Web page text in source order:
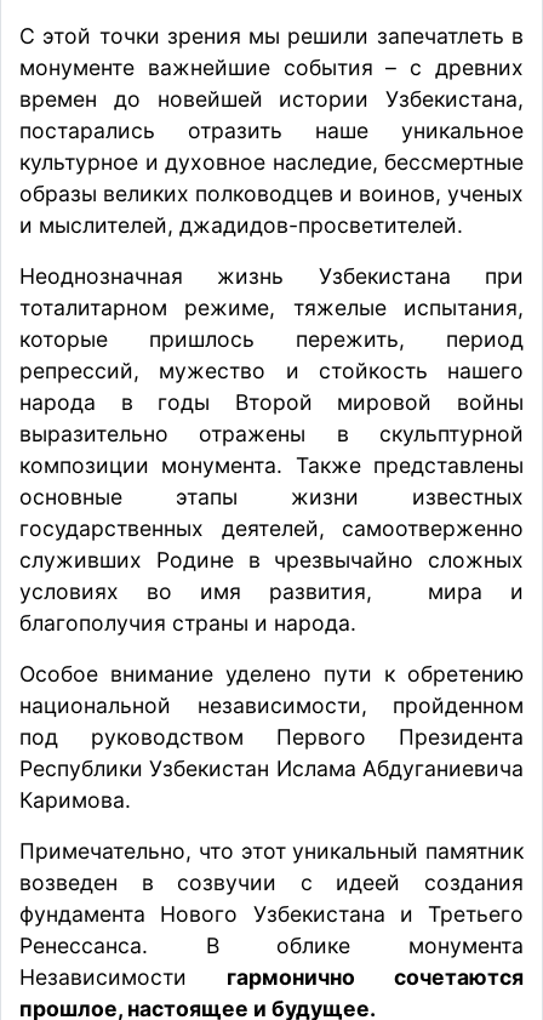
С этой точки зрения мы решили запечатлеть в
монументе важнейшие события – с древних
времен до новейшей истории Узбекистана,
постарались отразить наше уникальное
культурное и духовное наследие, бессмертные
образы великих полководцев и воинов, ученых
и мыслителей, джадидов-просветителей.
Неоднозначная жизнь Узбекистана при
тоталитарном режиме, тяжелые испытания,
которые пришлось пережить, период
репрессий, мужество и стойкость нашего
народа в годы Второй мировой войны
выразительно отражены в скульптурной
композиции монумента. Также представлены
основные этапы жизни известных
государственных деятелей, самоотверженно
служивших Родине в чрезвычайно сложных
условиях во имя развития, мира и
благополучия страны и народа.
Особое внимание уделено пути к обретению
национальной независимости, пройденном
под руководством Первого Президента
Республики Узбекистан Ислама Абдуганиевича
Каримова.
Примечательно, что этот уникальный памятник
возведен в созвучии с идеей создания
фундамента Нового Узбекистана и Третьего
Ренессанса. В облике монумента
Независимости гармонично сочетаются
прошлое, настоящее и будущее.